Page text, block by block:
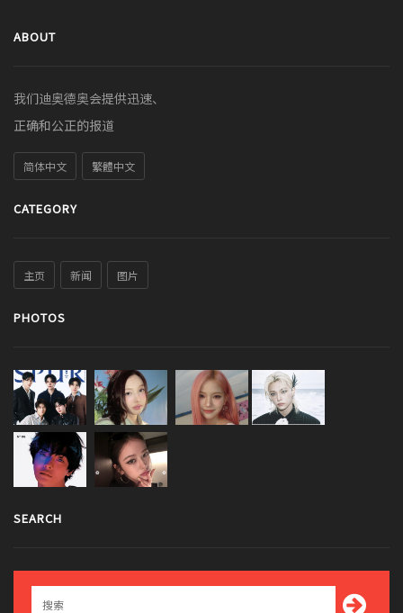
ABOUT
我们迪奥德奥会提供迅速、
正确和公正的报道
简体中文 繁體中文
CATEGORY
主页 新闻 图片
PHOTOS
SEARCH